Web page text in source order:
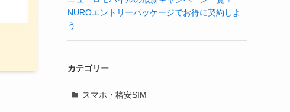
NUROエントリーパッケージでお得に契約しよ
う
カテゴリー
スマホ・格安SIM